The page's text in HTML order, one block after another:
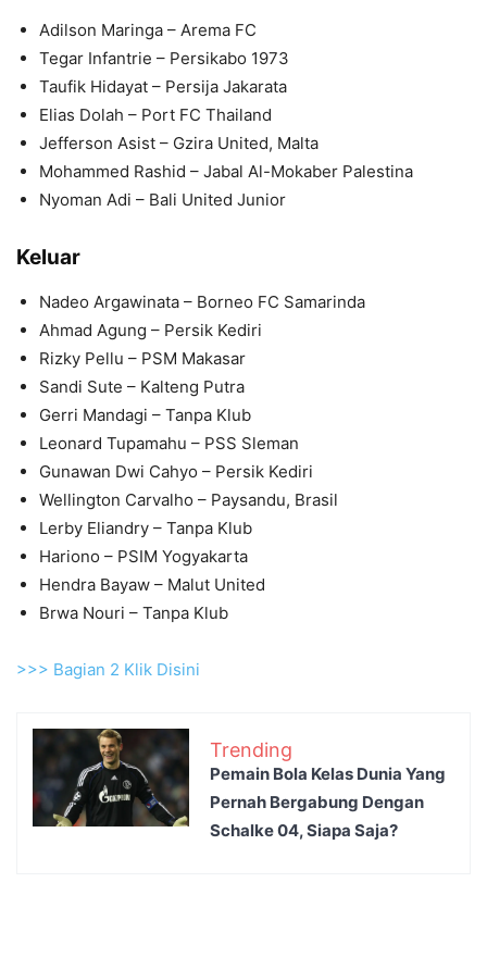
Adilson Maringa – Arema FC
Tegar Infantrie – Persikabo 1973
Taufik Hidayat – Persija Jakarata
Elias Dolah – Port FC Thailand
Jefferson Asist – Gzira United, Malta
Mohammed Rashid – Jabal Al-Mokaber Palestina
Nyoman Adi – Bali United Junior
Keluar
Nadeo Argawinata – Borneo FC Samarinda
Ahmad Agung – Persik Kediri
Rizky Pellu – PSM Makasar
Sandi Sute – Kalteng Putra
Gerri Mandagi – Tanpa Klub
Leonard Tupamahu – PSS Sleman
Gunawan Dwi Cahyo – Persik Kediri
Wellington Carvalho – Paysandu, Brasil
Lerby Eliandry – Tanpa Klub
Hariono – PSIM Yogyakarta
Hendra Bayaw – Malut United
Brwa Nouri – Tanpa Klub
>>> Bagian 2 Klik Disini
Trending
Pemain Bola Kelas Dunia Yang
Pernah Bergabung Dengan
Schalke 04, Siapa Saja?